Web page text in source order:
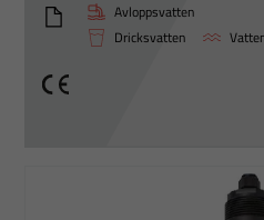
ConductiSense
Avloppsvatten
Dricksvatten
CE